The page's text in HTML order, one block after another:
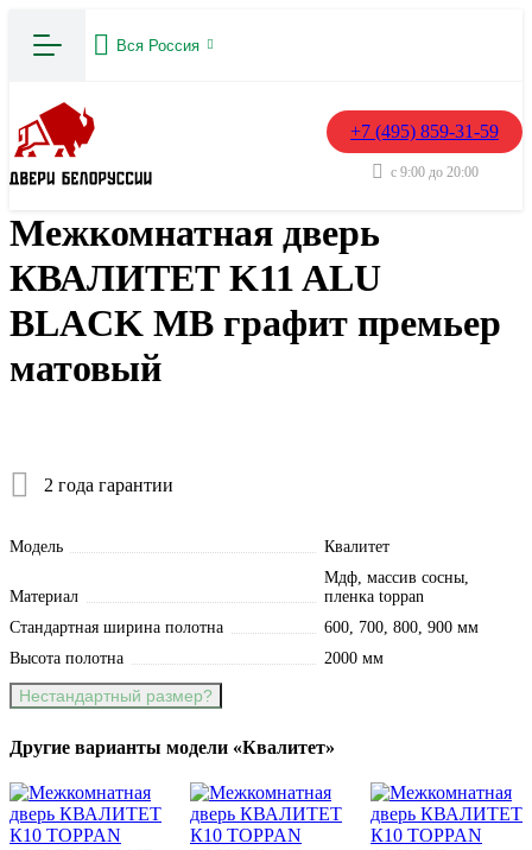
Вся Россия
+7 (495) 859-31-59
с 9:00 до 20:00
Межкомнатная дверь
КВАЛИТЕТ K11 ALU
BLACK MB графит премьер
матовый
2 года гарантии
Модель Квалитет
Материал
Мдф, массив сосны,
пленка toppan
Стандартная ширина полотна
600, 700, 800, 900 мм
Высота полотна
2000 мм
Нестандартный размер?
Другие варианты модели «Квалитет»